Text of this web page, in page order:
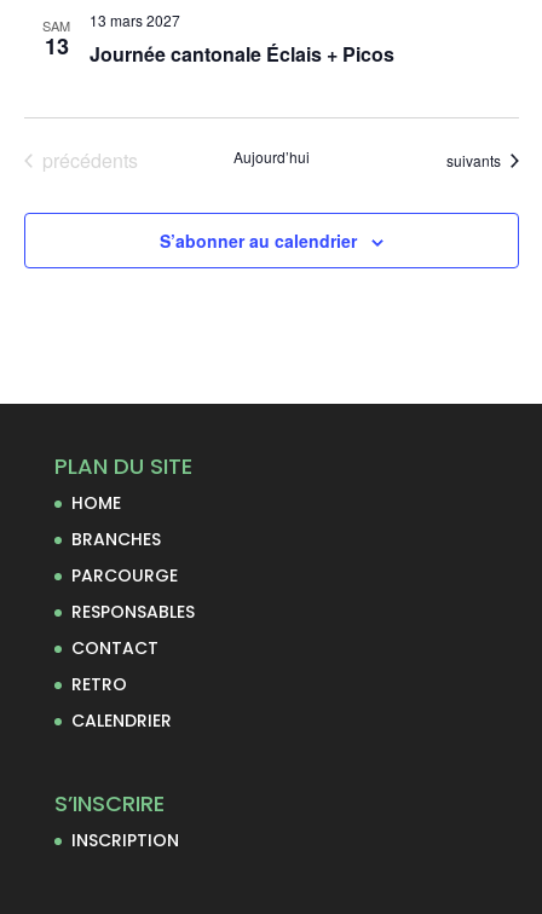
SAM
13 Journée cantonale Éclais + Picos
13 mars 2027
Évènements
précédents Aujourd’hui Évènements
suivants
S’abonner au calendrier
PLAN DU SITE
HOME
BRANCHES
PARCOURGE
RESPONSABLES
CONTACT
RETRO
CALENDRIER
S’INSCRIRE
INSCRIPTION